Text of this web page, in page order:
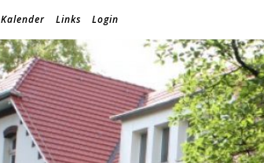
Kalender Links Login